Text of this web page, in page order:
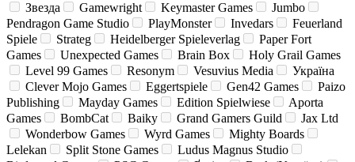
Звезда
Gamewright Keymaster Games
Jumbo
Pendragon Game Studio
PlayMonster Invedars
Feuerland
Spiele
Strateg Heidelberger Spieleverlag
Paper Fort
Games
Unexpected Games Brain Box
Holy Grail Games
Level 99 Games
Resonym Vesuvius Media
Україна
Clever Mojo Games
Eggertspiele Gen42 Games
Paizo
Publishing
Mayday Games Edition Spielwiese
Aporta
Games
BombCat Baiky Grand Gamers Guild
Jax Ltd
Wonderbow Games
Wyrd Games
Mighty Boards
Lelekan
Split Stone Games
Ludus Magnus Studio